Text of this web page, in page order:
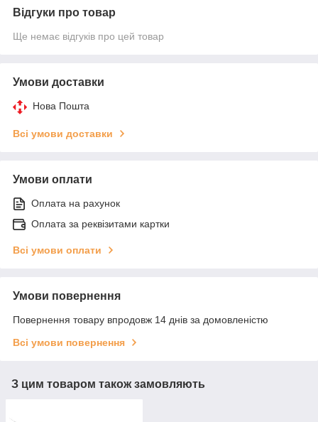
Відгуки про товар
Ще немає відгуків про цей товар
Умови доставки
Нова Пошта
Всі умови доставки
Умови оплати
Оплата на рахунок
Оплата за реквізитами картки
Всі умови оплати
Умови повернення
Повернення товару впродовж 14 днів за домовленістю
Всі умови повернення
З цим товаром також замовляють